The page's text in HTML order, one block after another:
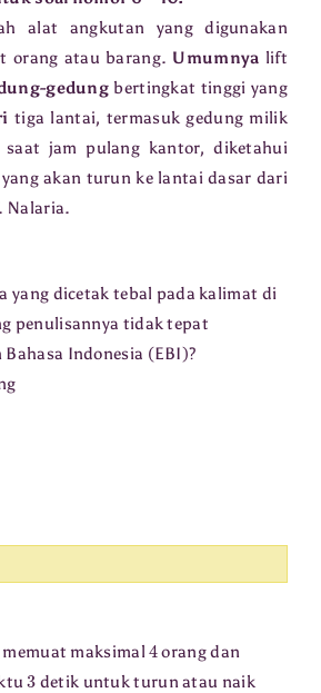
alat angkutan yang digunakan
orang atau barang. Umumnya lift
gedung bertingkat tinggi yang
tiga lantai, termasuk gedung milik
saat jam pulang kantor, diketahui
akan turun ke lantai dasar dari
Nalaria.
yang dicetak tebal pada kalimat di
penulisannya tidak tepat
Indonesia (EBI)?
maksimal 4 orang dan
3 detik untuk turun atau naik